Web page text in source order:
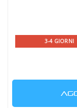
3-4 GIORNI